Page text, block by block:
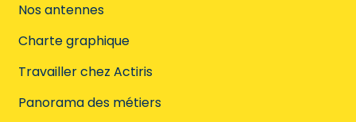
Nos antennes
Charte graphique
Travailler chez Actiris
Panorama des métiers